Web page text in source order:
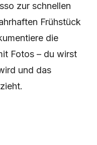
zur schnellen
Frühstück
die
Fotos – du wirst
und das